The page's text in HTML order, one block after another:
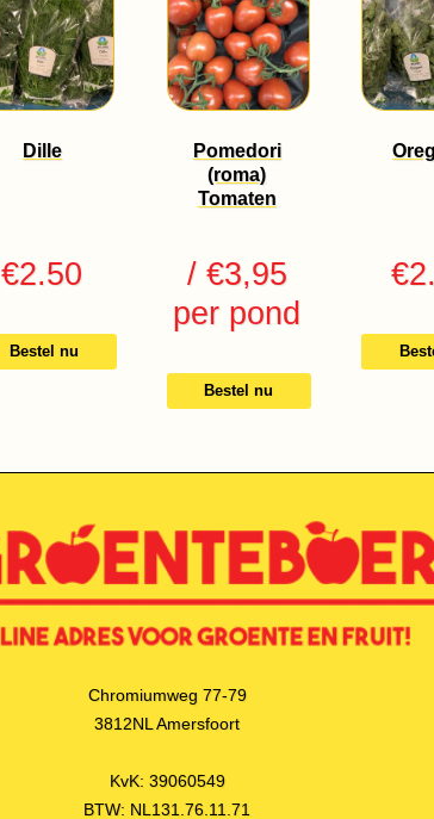
Dille
€2.50
Bestel nu
Pomedori
(roma)
Tomaten
/ €3,95
per pond
Bestel nu
€
Chromiumweg 77-79
3812NL Amersfoort
KvK: 39060549
BTW: NL131.76.11.71